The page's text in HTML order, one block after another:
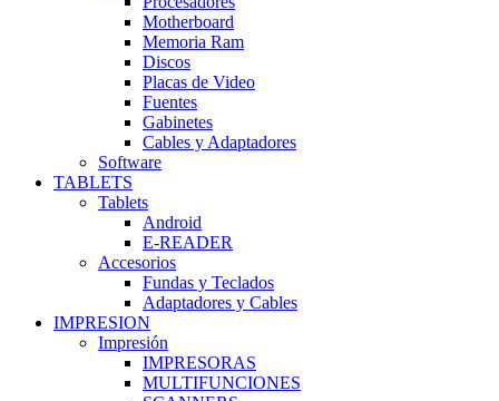
Motherboard
Memoria Ram
Discos
Placas de Video
Fuentes
Gabinetes
Cables y Adaptadores
Software
TABLETS
Tablets
Android
E-READER
Accesorios
Fundas y Teclados
Adaptadores y Cables
IMPRESION
Impresión
IMPRESORAS
MULTIFUNCIONES